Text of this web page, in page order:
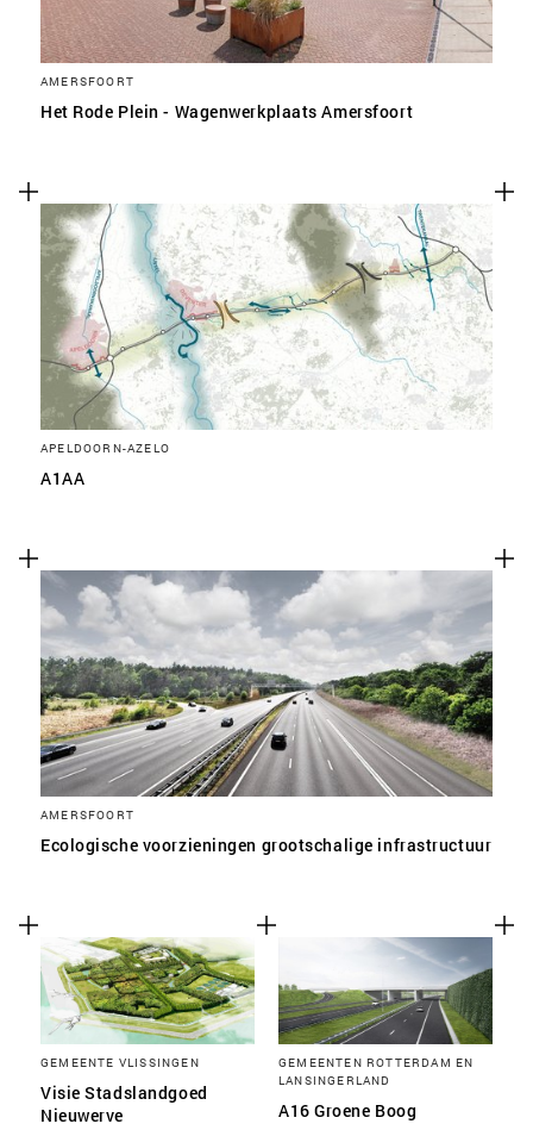
AMERSFOORT
Het Rode Plein - Wagenwerkplaats Amersfoort
APELDOORN-AZELO
A1AA
AMERSFOORT
Ecologische voorzieningen grootschalige infrastructuur
GEMEENTE VLISSINGEN
Visie Stadslandgoed
Nieuwerve
GEMEENTEN ROTTERDAM EN
LANSINGERLAND
A16 Groene Boog